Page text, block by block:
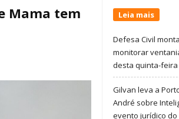
Mama tem
Leia mais
Defesa Civil
monitorar
desta quinta-feira
Gilvan leva a
André sobre
evento jurídico do